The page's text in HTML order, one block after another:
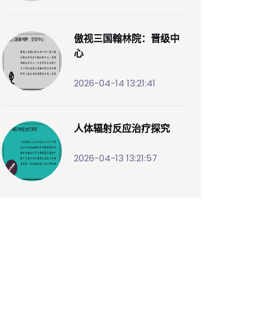
傲视三国翰林院：晋级中
心
2026-04-14 13:21:41
人体辐射反应治疗探究
2026-04-13 13:21:57